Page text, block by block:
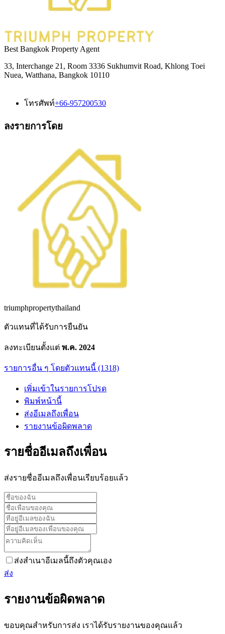
Best Bangkok Property Agent
33, Interchange 21, Room 3336 Sukhumvit Road, Khlong Toei
Nuea, Watthana, Bangkok 10110
โทรศัพท์+66-957200530
ลงรายการโดย
triumphpropertythailand
ตัวแทนที่ได้รับการยืนยัน
ลงทะเบียนตั้งแต่ พ.ค. 2024
รายการอื่น ๆ โดยตัวแทนนี้ (1318)
เพิ่มเข้าในรายการโปรด
พิมพ์หน้านี้
ส่งอีเมลถึงเพื่อน
รายงานข้อผิดพลาด
รายชื่ออีเมลถึงเพื่อน
ส่งรายชื่ออีเมลถึงเพื่อนเรียบร้อยแล้ว
ส่งสำเนาอีเมลนี้ถึงตัวคุณเอง
ส่ง
รายงานข้อผิดพลาด
ขอบคุณสำหรับการส่ง เราได้รับรายงานของคุณแล้ว